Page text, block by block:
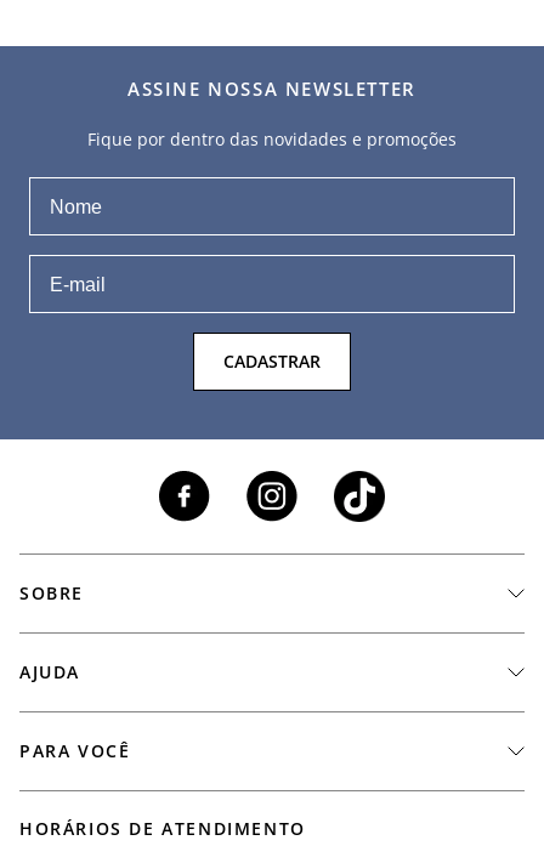
ASSINE NOSSA NEWSLETTER
Fique por dentro das novidades e promoções
CADASTRAR
SOBRE
Seja um Revendedor
AJUDA
Minha Conta
PARA VOCÊ
HORÁRIOS DE ATENDIMENTO